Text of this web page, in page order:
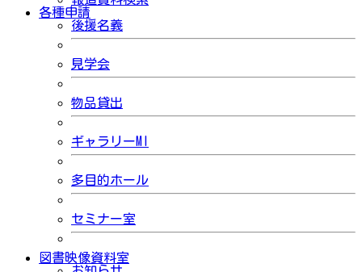
各種申請
後援名義
見学会
物品貸出
ギャラリーMI
多目的ホール
セミナー室
図書映像資料室